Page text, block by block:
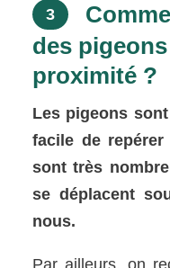
3
des
proximité ?
Les pigeons
facile de repérer
sont très
se déplacent
nous.
Par ailleurs, on